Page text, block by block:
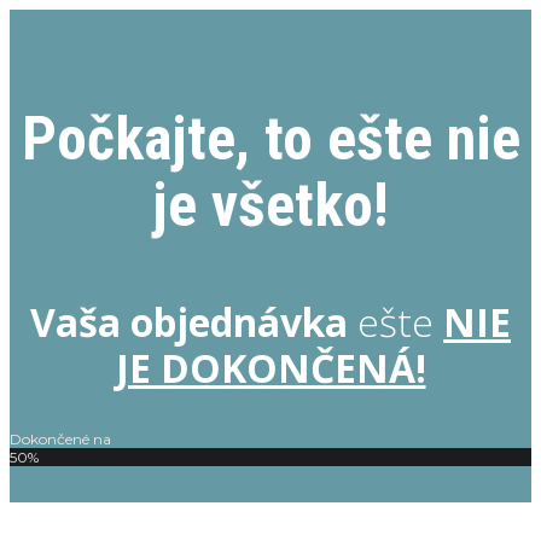
Počkajte, to ešte nie
je všetko!
Vaša objednávka ešte NIE
JE DOKONČENÁ!
Dokončené na
50%